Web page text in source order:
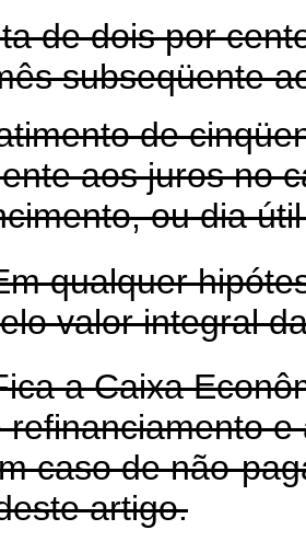
dois por cento
subseqüente
de
aos juros no
ou dia
qualquer
valor integral
a Caixa
refinanciamento
caso de não-
artigo.